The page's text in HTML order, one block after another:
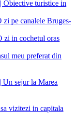
Obiective turistice in
zi pe canalele Bruges-
zi in cochetul oras
meu preferat din
sejur la Marea
vizitezi in capitala